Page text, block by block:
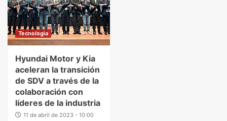
Tecnologia
Hyundai Motor y Kia
aceleran la transición
de SDV a través de la
colaboración con
líderes de la industria
11 de abril de 2023 - 10:00